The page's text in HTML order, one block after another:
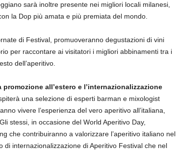
sarà inoltre presente nei migliori locali milanesi,
la Dop più amata e più premiata del mondo.
di Festival, promuoveranno degustazioni di vini
per raccontare ai visitatori i migliori abbinamenti tra i
dell’aperitivo.
promozione all’estero e l’internazionalizzazione
una selezione di esperti barman e mixologist
vivere l’esperienza del vero aperitivo all’italiana,
stessi, in occasione del World Aperitivo Day,
che contribuiranno a valorizzare l’aperitivo italiano nel
di internazionalizzazione di Aperitivo Festival che nel